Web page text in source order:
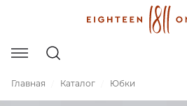
Главная Каталог Юбки